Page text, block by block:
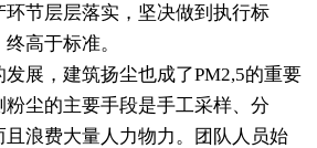
节层层落实，坚决做到执行标
高于标准。
展，建筑扬尘也成了PM2,5的重要
尘的主要手段是手工采样、分
浪费大量人力物力。团队人员始